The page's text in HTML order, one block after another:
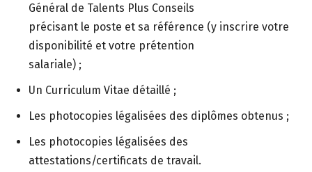
Général de Talents Plus Conseils
précisant le poste et sa référence (y inscrire votre
disponibilité et votre prétention
salariale) ;
Un Curriculum Vitae détaillé ;
Les photocopies légalisées des diplômes obtenus ;
Les photocopies légalisées des
attestations/certificats de travail.